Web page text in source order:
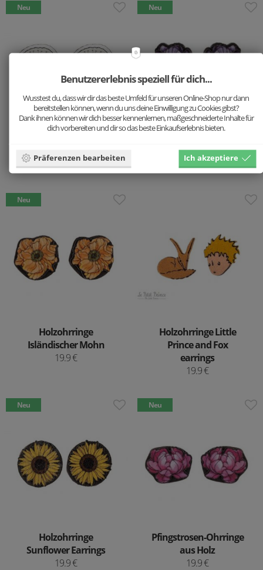
Neu
Holzohrringe
19.9 €
Neu
19.9 €
Neu
Holzohrringe
Isländischer Mohn
19.9 €
Holzohrringe Little
Prince and Fox
earrings
19.9 €
Neu
Holzohrringe
Sunflower Earrings
19.9 €
Neu
Pfingstrosen-Ohrringe
aus Holz
19.9 €
Benutzererlebnis speziell für dich...
Wusstest du, dass wir dir das beste Umfeld für unseren Online-Shop nur dann
bereitstellen können, wenn du uns deine Einwilligung zu Cookies gibst?
Dank ihnen können wir dich besser kennenlernen, maßgeschneiderte Inhalte für
dich vorbereiten und dir so das beste Einkaufserlebnis bieten.
Präferenzen bearbeiten Ich akzeptiere